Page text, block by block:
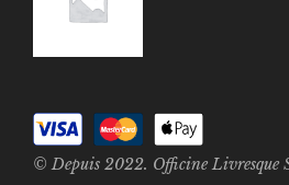
© Depuis 2022. Officine Livresque